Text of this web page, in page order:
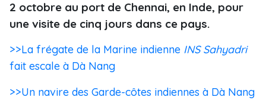
2 octobre au port de Chennai, en Inde, pour
une visite de cinq jours dans ce pays.
>>La frégate de la Marine indienne INS Sahyadri
fait escale à Dà Nang
>>Un navire des Garde-côtes indiennes à Dà Nang